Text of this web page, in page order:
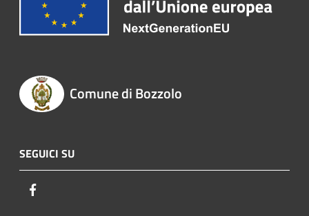
Comune di Bozzolo
SEGUICI SU